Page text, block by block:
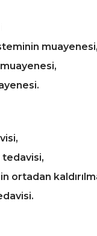
muayenesi,
muayenesi,
tedavisi,
ortadan